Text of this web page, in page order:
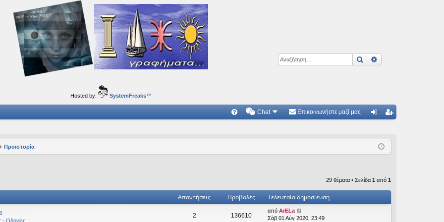
Αναζήτηση
ταξίδια του νού...
Hosted by: SystemFreaks™
Γ
ήσ
εις
Chat Επικοινωνήστε μαζί μας
ρα
Προϊστορία
29 θέματα • Σελίδα 1 από 1
Απαντήσεις Προβολές Τελευταία δημοσίευση
- Οδηγίες
2 136610
από ArELa
Σάβ 01 Αύγ 2020, 23:49